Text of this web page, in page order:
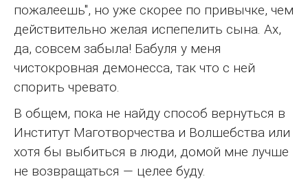
пожалеешь", но уже скорее по привычке, чем
действительно желая испепелить сына. Ах,
да, совсем забыла! Бабуля у меня
чистокровная демонесса, так что с ней
спорить чревато.
В общем, пока не найду способ вернуться в
Институт Маготворчества и Волшебства или
хотя бы выбиться в люди, домой мне лучше
не возвращаться — целее буду.